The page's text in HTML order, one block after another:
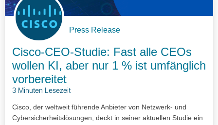
Press Release
Cisco-CEO-Studie: Fast alle CEOs
wollen KI, aber nur 1 % ist umfänglich
vorbereitet
3 Minuten Lesezeit
Cisco, der weltweit führende Anbieter von Netzwerk- und
Cybersicherheitslösungen, deckt in seiner aktuellen Studie ein